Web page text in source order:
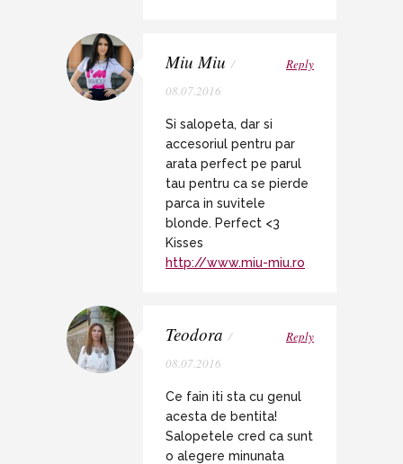
Miu Miu /
08.07.2016
Reply
Si salopeta, dar si
accesoriul pentru par
arata perfect pe parul
tau pentru ca se pierde
parca in suvitele
blonde. Perfect <3
Kisses
http://www.miu-miu.ro
Teodora /
08.07.2016
Reply
Ce fain iti sta cu genul
acesta de bentita!
Salopetele cred ca sunt
o alegere minunata